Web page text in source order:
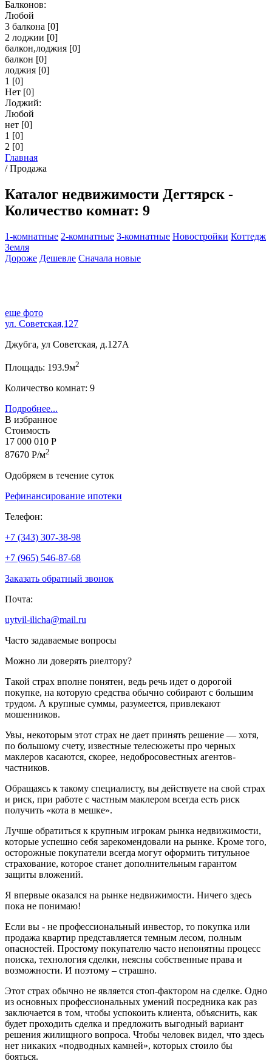
Балконов:
Любой
3 балкона [0]
2 лоджии [0]
балкон,лоджия [0]
балкон [0]
лоджия [0]
1 [0]
Нет [0]
Лоджий:
Любой
нет [0]
1 [0]
2 [0]
Главная
/Продажа
Каталог недвижимости Дегтярск -
Количество комнат: 9
1-комнатные 2-комнатные 3-комнатные Новостройки Коттедж
Земля
Дороже Дешевле Сначала новые
еще фото
ул. Советская,127
Джубга, ул Советская, д.127А
Площадь: 193.9м2
Количество комнат: 9
Подробнее...
В избранное
Стоимость
17 000 010 Р
87670 Р/м2
Одобряем в течение суток
Рефинансирование ипотеки
Телефон:
+7 (343) 307-38-98
+7 (965) 546-87-68
Заказать обратный звонок
Почта:
uytvil-ilicha@mail.ru
Часто задаваемые вопросы
Можно ли доверять риелтору?
Такой страх вполне понятен, ведь речь идет о дорогой
покупке, на которую средства обычно собирают с большим
трудом. А крупные суммы, разумеется, привлекают
мошенников.
Увы, некоторым этот страх не дает принять решение — хотя,
по большому счету, известные телесюжеты про черных
маклеров касаются, скорее, недобросовестных агентов-
частников.
Обращаясь к такому специалисту, вы действуете на свой страх
и риск, при работе с частным маклером всегда есть риск
получить «кота в мешке».
Лучше обратиться к крупным игрокам рынка недвижимости,
которые успешно себя зарекомендовали на рынке. Кроме того,
осторожные покупатели всегда могут оформить титульное
страхование, которое станет дополнительным гарантом
защиты вложений.
Я впервые оказался на рынке недвижимости. Ничего здесь
пока не понимаю!
Если вы - не профессиональный инвестор, то покупка или
продажа квартир представляется темным лесом, полным
опасностей. Простому покупателю часто непонятны процесс
поиска, технология сделки, неясны собственные права и
возможности. И поэтому – страшно.
Этот страх обычно не является стоп-фактором на сделке. Одно
из основных профессиональных умений посредника как раз
заключается в том, чтобы успокоить клиента, объяснить, как
будет проходить сделка и предложить выгодный вариант
решения жилищного вопроса. Чтобы человек видел, что здесь
нет никаких «подводных камней», которых стоило бы
бояться.